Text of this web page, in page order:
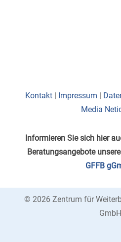
Kontakt| Impressum
Media
Informieren Sie sich hier
Beratungsangebote
GFFB
© 2026 Zentrum für
GmbH